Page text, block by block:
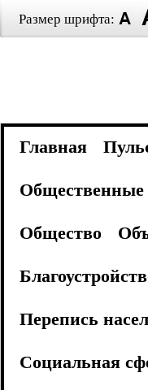
Размер шрифта:
Главная
Общественные
Общество
Перепись
Социальная